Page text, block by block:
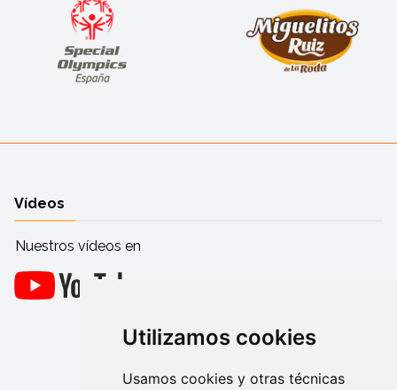
Utilizamos cookies
Usamos cookies y otras técnicas
Vídeos
Nuestros vídeos en